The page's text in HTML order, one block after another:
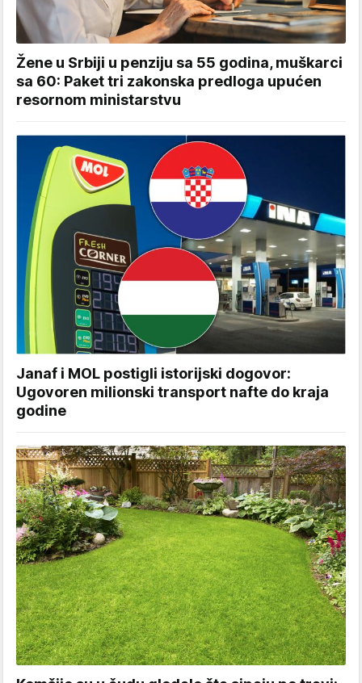
Žene u Srbiji u penziju sa 55 godina, muškarci
sa 60: Paket tri zakonska predloga upućen
resornom ministarstvu
Janaf i MOL postigli istorijski dogovor:
Ugovoren milionski transport nafte do kraja
godine